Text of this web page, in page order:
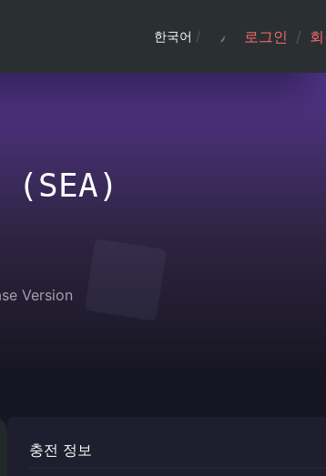
한국어 / 로그인 /
(SEA)
Version
충전 정보